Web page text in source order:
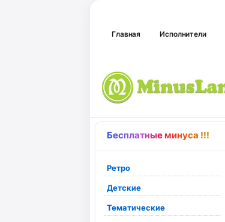
Главная Исполнители
Бесплатные минуса !!!
Ретро
Детские
Тематические